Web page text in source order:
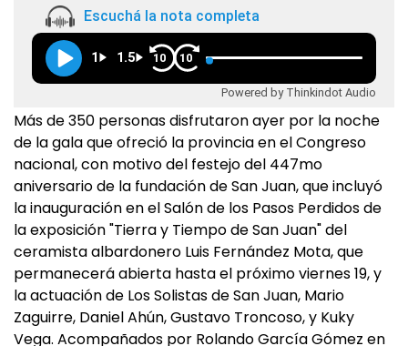
Escuchá la nota completa
1 1.5 10 10
Powered by Thinkindot Audio
Más de 350 personas disfrutaron ayer por la noche
de la gala que ofreció la provincia en el Congreso
nacional, con motivo del festejo del 447mo
aniversario de la fundación de San Juan, que incluyó
la inauguración en el Salón de los Pasos Perdidos de
la exposición "Tierra y Tiempo de San Juan" del
ceramista albardonero Luis Fernández Mota, que
permanecerá abierta hasta el próximo viernes 19, y
la actuación de Los Solistas de San Juan, Mario
Zaguirre, Daniel Ahún, Gustavo Troncoso, y Kuky
Vega. Acompañados por Rolando García Gómez en